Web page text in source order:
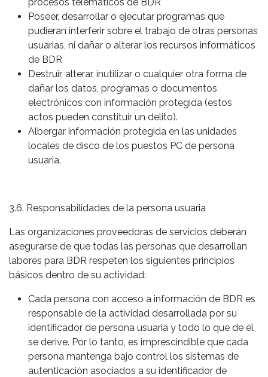
Poseer, desarrollar o ejecutar programas que
pudieran interferir sobre el trabajo de otras personas
usuarias, ni dañar o alterar los recursos informáticos
de BDR
Destruir, alterar, inutilizar o cualquier otra forma de
dañar los datos, programas o documentos
electrónicos con información protegida (estos
actos pueden constituir un delito).
Albergar información protegida en las unidades
locales de disco de los puestos PC de persona
usuaria.
3.6. Responsabilidades de la persona usuaria
Las organizaciones proveedoras de servicios deberán
asegurarse de que todas las personas que desarrollan
labores para BDR respeten los siguientes principios
básicos dentro de su actividad:
Cada persona con acceso a información de BDR es
responsable de la actividad desarrollada por su
identificador de persona usuaria y todo lo que de él
se derive. Por lo tanto, es imprescindible que cada
persona mantenga bajo control los sistemas de
autenticación asociados a su identificador de